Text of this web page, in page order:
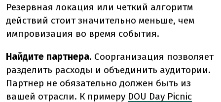
Резервная локация или четкий алгоритм
действий стоит значительно меньше, чем
импровизация во время события.
Найдите партнера. Соорганизация позволяет
разделить расходы и объединить аудитории.
Партнер не обязательно должен быть из
вашей отрасли. К примеру DOU Day Picnic